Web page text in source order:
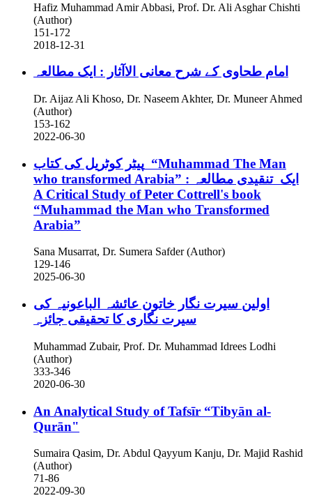
Hafiz Muhammad Amir Abbasi, Prof. Dr. Ali Asghar Chishti
(Author)
151-172
2018-12-31
امام طحاوی کے شرح معانی الاآثار : ایک مطالعہ
Dr. Aijaz Ali Khoso, Dr. Naseem Akhter, Dr. Muneer Ahmed
(Author)
153-162
2022-06-30
پیٹر کوٹریل کی کتاب “Muhammad The Man
who transformed Arabia” : ایک تنقیدی مطالعہ
A Critical Study of Peter Cottrell's book
“Muhammad the Man who Transformed
Arabia”
Sana Musarrat, Dr. Sumera Safder (Author)
129-146
2025-06-30
اولین سیرت نگار خاتون عائشہ الباعونیہ کی
سیرت نگاری کا تحقیقی جائزہ
Muhammad Zubair, Prof. Dr. Muhammad Idrees Lodhi
(Author)
333-346
2020-06-30
An Analytical Study of Tafsīr “Tibyān al-
Qurān"
Sumaira Qasim, Dr. Abdul Qayyum Kanju, Dr. Majid Rashid
(Author)
71-86
2022-09-30